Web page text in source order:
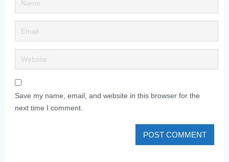
Save my name, email, and website in this browser for the
next time I comment.